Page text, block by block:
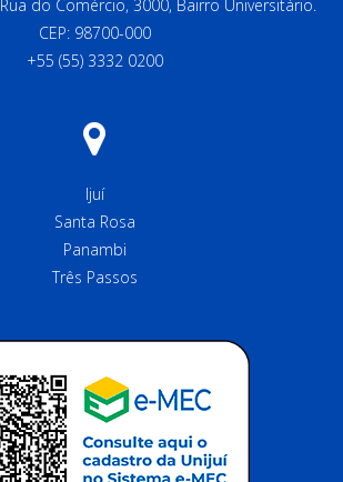
Rua do Comércio, 3000, Bairro Universitário.
CEP: 98700-000
+55 (55) 3332 0200
Ijuí
Santa Rosa
Panambi
Três Passos